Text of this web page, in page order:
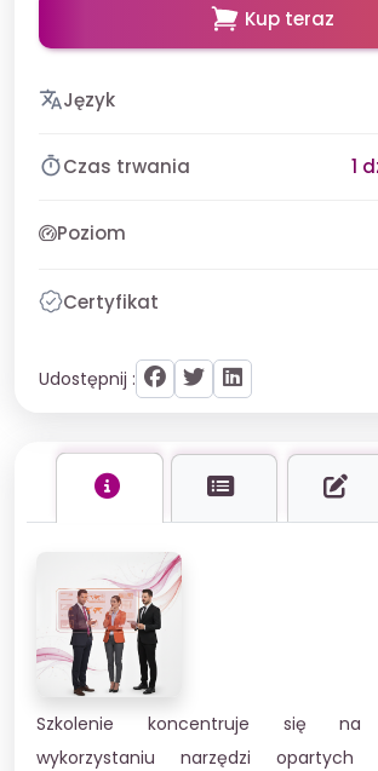
Kup teraz
Język
Czas trwania 1
Poziom
Certyfikat
Udostępnij :
Szkolenie koncentruje się na
wykorzystaniu narzędzi opartych